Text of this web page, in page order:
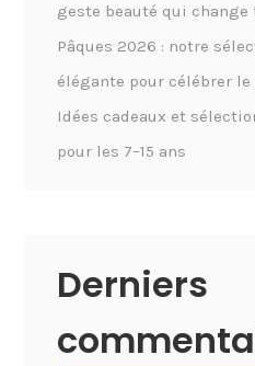
geste beauté qui change
Pâques 2026 : notre
élégante pour célébrer
Idées cadeaux et
pour les 7–15 ans
Derniers